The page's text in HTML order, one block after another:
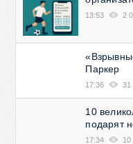
13:53 2
Паркер
17:36 31
10
подарят
17:34 10